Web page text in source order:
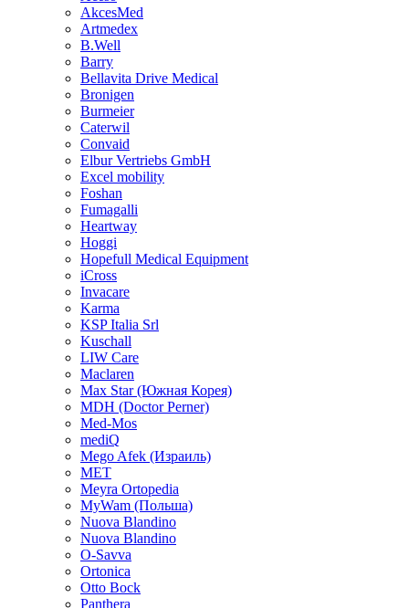
AkcesMed
Artmedex
B.Well
Barry
Bellavita Drive Medical
Bronigen
Burmeier
Caterwil
Convaid
Elbur Vertriebs GmbH
Excel mobility
Foshan
Fumagalli
Heartway
Hoggi
Hopefull Medical Equipment
iCross
Invacare
Karma
KSP Italia Srl
Kuschall
LIW Care
Maclaren
Max Star (Южная Корея)
MDH (Doctor Perner)
Med-Mos
mediQ
Mego Afek (Израиль)
MET
Meyra Ortopedia
MyWam (Польша)
Nuova Blandino
Nuova Blandino
O-Savva
Ortonica
Otto Bock
Panthera